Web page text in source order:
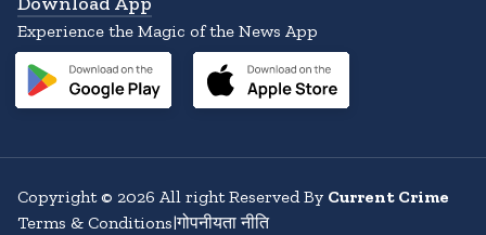
Experience the Magic of the News App
Copyright© 2026 All right Reserved By Current Crime
Terms & Conditions|गोपनीयता नीति